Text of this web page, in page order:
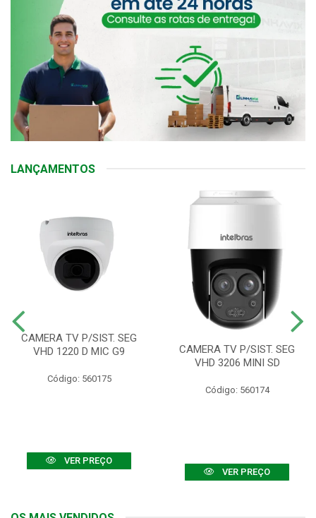
LANÇAMENTOS
CAMERA TV P/SIST. SEG
VHD 1220 D MIC G9
Código: 560175
VER PREÇO
CAMERA TV P/SIST. SEG
VHD 3206 MINI SD
Código: 560174
VER PREÇO